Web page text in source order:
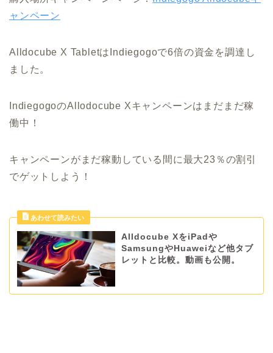
ャンペーン
Alldocube X TabletはIndiegogoで6倍の資金を調達し
ました。
IndiegogoのAllodocube Xキャンペーンはまだまだ稼
働中！
キャンペーンがまだ稼動している間に最大23％の割引
でゲットしよう！
Alldocube XをiPadや
SamsungやHuaweiなど他タブ
レットと比較。動画も公開。